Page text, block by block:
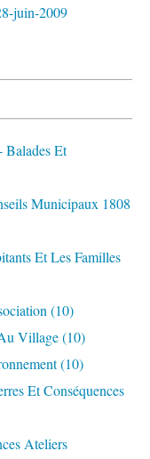
juin-2009
Balades Et
Municipaux 1808
Et Les Familles
(10)
Village(10)
(10)
Et Conséquences
Ateliers